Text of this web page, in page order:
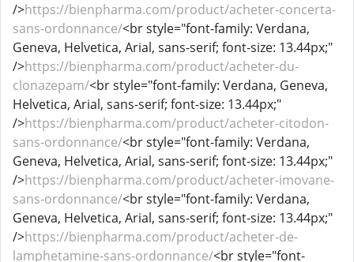
/>https://bienpharma.com/product/acheter-concerta-
sans-ordonnance/<br style="font-family: Verdana,
Geneva, Helvetica, Arial, sans-serif; font-size: 13.44px;"
/>https://bienpharma.com/product/acheter-du-
clonazepam/<br style="font-family: Verdana, Geneva,
Helvetica, Arial, sans-serif; font-size: 13.44px;"
/>https://bienpharma.com/product/acheter-citodon-
sans-ordonnance/<br style="font-family: Verdana,
Geneva, Helvetica, Arial, sans-serif; font-size: 13.44px;"
/>https://bienpharma.com/product/acheter-imovane-
sans-ordonnance/<br style="font-family: Verdana,
Geneva, Helvetica, Arial, sans-serif; font-size: 13.44px;"
/>https://bienpharma.com/product/acheter-de-
lamphetamine-sans-ordonnance/<br style="font-